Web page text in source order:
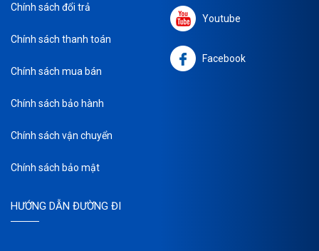
Chính sách đổi trả
Chính sách thanh toán
Chính sách mua bán
Chính sách bảo hành
Chính sách vận chuyển
Chính sách bảo mật
Youtube
Facebook
HƯỚNG DẪN ĐƯỜNG ĐI